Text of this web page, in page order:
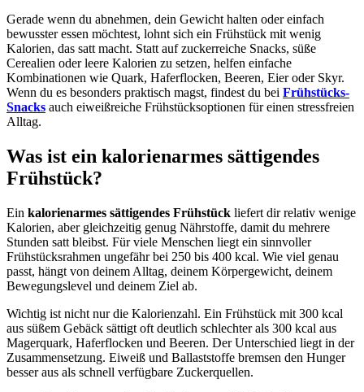
Gerade wenn du abnehmen, dein Gewicht halten oder einfach
bewusster essen möchtest, lohnt sich ein Frühstück mit wenig
Kalorien, das satt macht. Statt auf zuckerreiche Snacks, süße
Cerealien oder leere Kalorien zu setzen, helfen einfache
Kombinationen wie Quark, Haferflocken, Beeren, Eier oder Skyr.
Wenn du es besonders praktisch magst, findest du bei Frühstücks-
Snacks auch eiweißreiche Frühstücksoptionen für einen stressfreien
Alltag.
Was ist ein kalorienarmes sättigendes
Frühstück?
Ein kalorienarmes sättigendes Frühstück liefert dir relativ wenige
Kalorien, aber gleichzeitig genug Nährstoffe, damit du mehrere
Stunden satt bleibst. Für viele Menschen liegt ein sinnvoller
Frühstücksrahmen ungefähr bei 250 bis 400 kcal. Wie viel genau
passt, hängt von deinem Alltag, deinem Körpergewicht, deinem
Bewegungslevel und deinem Ziel ab.
Wichtig ist nicht nur die Kalorienzahl. Ein Frühstück mit 300 kcal
aus süßem Gebäck sättigt oft deutlich schlechter als 300 kcal aus
Magerquark, Haferflocken und Beeren. Der Unterschied liegt in der
Zusammensetzung. Eiweiß und Ballaststoffe bremsen den Hunger
besser aus als schnell verfügbare Zuckerquellen.